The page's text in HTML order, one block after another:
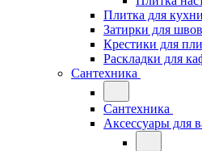
Плитка для кухни
Затирки для
Крестики для
Раскладки для
Сантехника
Сантехника
Аксессуары для